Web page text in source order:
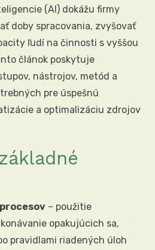
(AI) dokážu firmy
doby spracovania, zvyšovať
ľudí na činnosti s vyššou
článok poskytuje
nástrojov, metód a
pre úspešnú
a optimalizáciu zdrojov
– použitie
opakujúcich sa,
pravidlami riadených úloh